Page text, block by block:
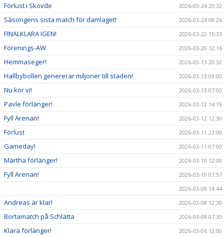
Förlust i Skövde 2026-03-24 20:32
Säsongens sista match för damlaget! 2026-03-24 08:26
FINALKLARA IGEN! 2026-03-22 15:33
Förenings-AW 2026-03-20 12:16
Hemmaseger! 2026-03-13 20:32
Hallbybollen genererar miljoner till staden! 2026-03-13 09:00
Nu kör vi! 2026-03-13 07:00
Pavle förlänger! 2026-03-12 14:19
Fyll Arenan! 2026-03-12 12:30
Förlust 2026-03-11 23:00
Gameday! 2026-03-11 07:00
Märtha förlänger! 2026-03-10 12:00
Fyll Arenan!
2026-03-10 07:57
2026-03-09 14:44
Andreas är klar! 2026-03-08 12:30
Bortamatch på Schlätta 2026-03-08 07:30
Klara förlänger! 2026-03-06 12:00